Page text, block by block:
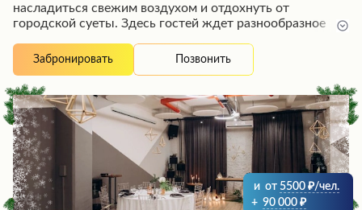
насладиться свежим воздухом и отдохнуть от
городской суеты. Здесь гостей ждет разнообразное
шашлыков до изысканных стейков и деликатесов.
Особого внимания заслуживают вкусные лимонады и
компоты, а также качественное биовино, прекрасно
сочетающееся с запеченным сыром. Атмосферу уюта и
гостеприимства создают внимательные официанты,
готовые окружить заботой каждого посетителя. На
открытой веранде можно провести незабываемый день
рождения ребенка, наслаждаясь живой музыкой, а
юные гости смогут вдоволь поиграть на траве в
разнообразные игры.
Забронировать Позвонить
и от 5500
/чел.
+ 90 000